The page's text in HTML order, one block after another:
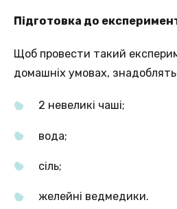
Підготовка до
Щоб провести такий
домашніх умовах,
2 невеликі чаші;
вода;
сіль;
желейні ведмедики.